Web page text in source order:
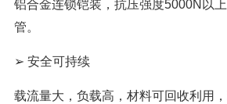
铝合金连锁铠装，抗压强度5000N以
管。
➢ 安全可持续
载流量大，负载高，材料可回收利用